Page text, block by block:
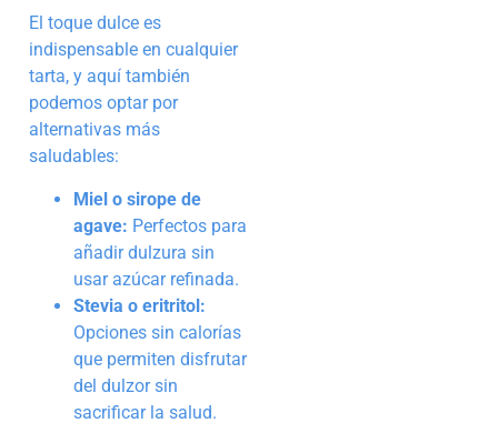
El toque dulce es
indispensable en cualquier
tarta, y aquí también
podemos optar por
alternativas más
saludables:
Miel o sirope de
agave: Perfectos para
añadir dulzura sin
usar azúcar refinada.
Stevia o eritritol:
Opciones sin calorías
que permiten disfrutar
del dulzor sin
sacrificar la salud.